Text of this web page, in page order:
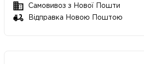
Самовивоз з Нової Пошти
Відправка Новою Поштою